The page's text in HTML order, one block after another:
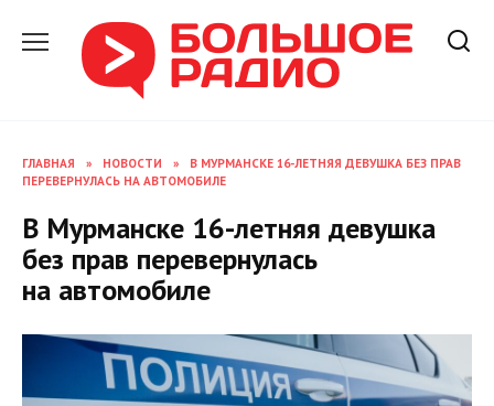
содержанию
ГЛАВНАЯ » НОВОСТИ »
В МУРМАНСКЕ 16-ЛЕТНЯЯ ДЕВУШКА БЕЗ ПРАВ
ПЕРЕВЕРНУЛАСЬ НА АВТОМОБИЛЕ
В Мурманске 16-летняя девушка
без прав перевернулась
на автомобиле